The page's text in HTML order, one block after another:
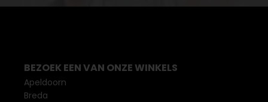
BEZOEK EEN VAN ONZE WINKELS
Apeldoorn
Breda